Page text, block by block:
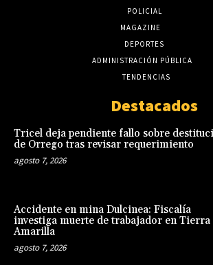
POLICIAL
MAGAZINE
DEPORTES
ADMINISTRACIÓN PÚBLICA
TENDENCIAS
Destacados
Tricel deja pendiente fallo sobre
de Orrego tras revisar requerimiento
agosto 7, 2026
Accidente en mina Dulcinea: Fiscalía
investiga muerte de trabajador en Tierra
Amarilla
agosto 7, 2026